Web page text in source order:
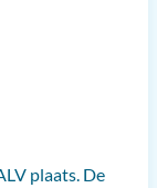
plaats. De